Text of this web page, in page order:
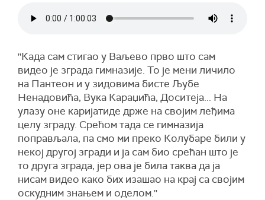
''Када сам стигао у Ваљево прво што сам
видео је зграда гимназије. То је мени личило
на Пантеон и у зидовима бисте Љубе
Ненадовића, Вука Караџића, Доситеја... На
улазу оне каријатиде држе на својим леђима
целу зграду. Срећом тада се гимназија
поправљала, па смо ми преко Колубаре били у
некој другој згради и ја сам био срећан што је
то друга зграда, јер ова је била таква да ја
нисам видео како бих изашао на крај са својим
оскудним знањем и оделом.''